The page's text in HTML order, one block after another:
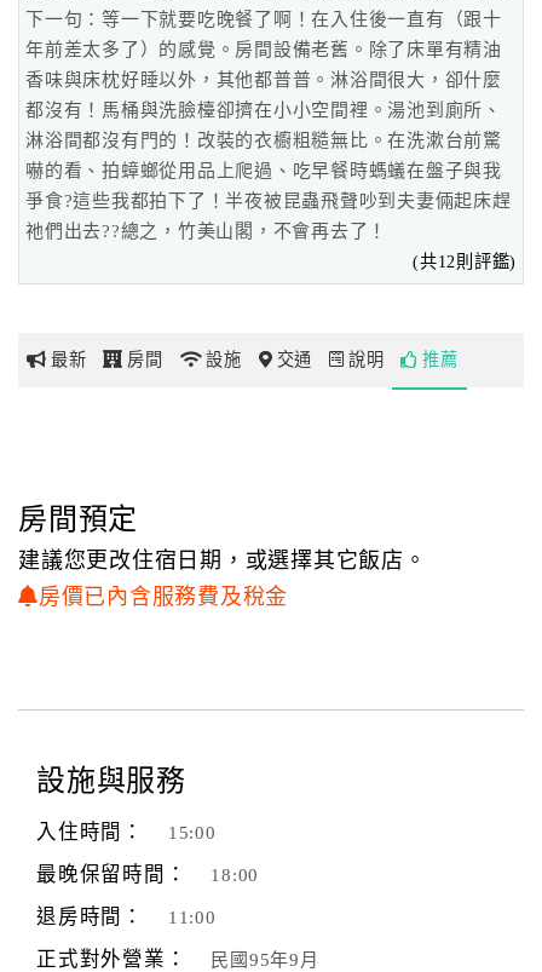
你
玩
樂
地
圖
務
滿
意
度
員
帳
戶
山櫻、楓樹環繞；
早春，緋紅山櫻輕飛，初夏，竹影搖曳禪意靜；入秋，楓紅
暈染後山步道；
霜月，窗外松柏依舊傲然迎冬。
來這裡，為自己找一扇窗，看盡大自然按時四季上映的山水
畫作，
體驗竹美『和、敬、清、寂』天人合一的境界。
「一期」，表示人的一生；「一會」，則意味僅有一次的相
竹美山閣(溫泉會館)，也秉持這樣精神，款待每一位前來的
旅人，
領會山閣與您一期一會的用心。
下一句：等一下就要吃晚餐了啊！在入住後一直有（跟十
年前差太多了）的感覺。房間設備老舊。除了床單有精油
香味與床枕好睡以外，其他都普普。淋浴間很大，卻什麼
都沒有！馬桶與洗臉檯卻擠在小小空間裡。湯池到廁所、
淋浴間都沒有門的！改裝的衣櫥粗糙無比。在洗漱台前驚
嚇的看、拍蟑螂從用品上爬過、吃早餐時螞蟻在盤子與我
爭食?這些我都拍下了！半夜被昆蟲飛聲吵到夫妻倆起床趕
祂們出去??總之，竹美山閣，不會再去了！
(共12則評鑑)
最新 房間 設施 交通 說明 推薦
房間預定
建議您更改住宿日期，或選擇其它飯店。
房價已內含服務費及稅金
設施與服務
入住時間： 15:00
最晚保留時間： 18:00
退房時間： 11:00
正式對外營業： 民國95年9月